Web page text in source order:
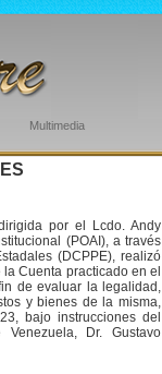
Multimedia
por el Lcdo. Andy
(POAI), a través
(DCPPE), realizó
Cuenta practicado en el
de evaluar la legalidad,
y bienes de la misma,
bajo instrucciones del
Dr. Gustavo